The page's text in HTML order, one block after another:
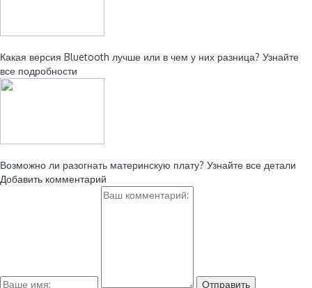
Какая версия Bluetooth лучше или в чем у них разница? Узнайте
все подробности
Возможно ли разогнать материнскую плату? Узнайте все детали
Добавить комментарий